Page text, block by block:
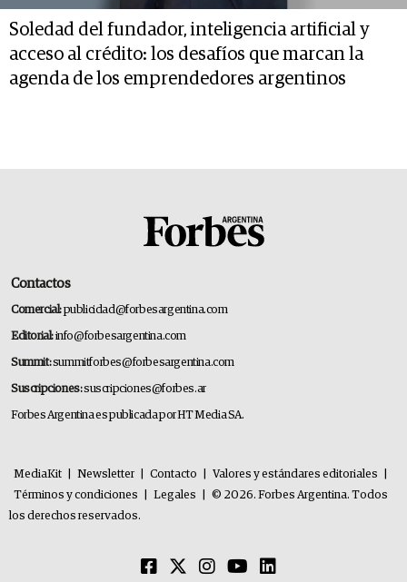
Soledad del fundador, inteligencia artificial y
acceso al crédito: los desafíos que marcan la
agenda de los emprendedores argentinos
Contactos
Comercial:publicidad@forbesargentina.com
Editorial:info@forbesargentina.com
Summit:summitforbes@forbesargentina.com
Suscripciones:suscripciones@forbes.ar
Forbes Argentina es publicada por HT Media SA.
MediaKit Newsletter Contacto Valores y estándares editoriales
Términos y condiciones
Legales
© 2026. Forbes Argentina. Todos
los derechos reservados.